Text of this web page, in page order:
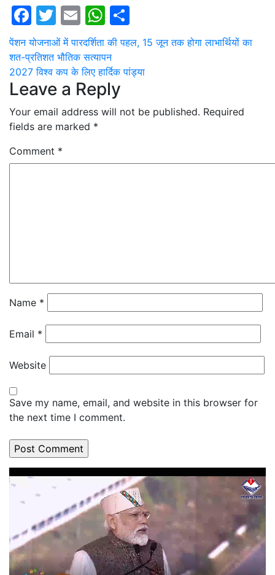
Facebook
Twitter
EmailWhatsApp
Post
navigation
पेंशन योजनाओं में पारदर्शिता की पहल, 15 जून तक होगा लाभार्थियों का
शत-प्रतिशत भौतिक सत्यापन
2027 विश्व कप के लिए हार्दिक पांड्या
Leave a Reply
Your email address will not be published. Required
fields are marked *
Comment *
Name *
Email *
Website
Save my name, email, and website in this browser for
the next time I comment.